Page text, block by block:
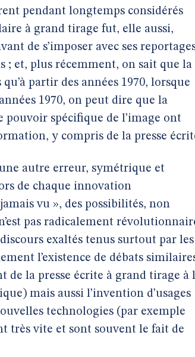
pendant longtemps considérés
à grand tirage fut, elle aussi,
de s’imposer avec ses
; et, plus récemment, on sait que la
partir des années 1970, lorsque
1970, on peut dire que la
pouvoir spécifique de l’image ont
y compris de la presse
autre erreur, symétrique et
de chaque innovation
vu », des possibilités, non
pas radicalement
exaltés tenus surtout par les
l’existence de débats
de la presse écrite à grand tirage à
mais aussi l’invention d’usages
technologies (par exemple
très vite et sont souvent le fait de